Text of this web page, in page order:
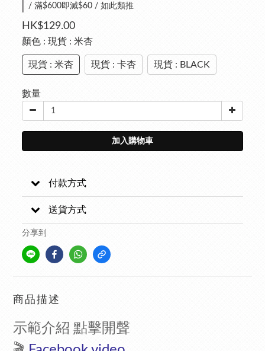
/ 滿$600即減$60 / 如此類推
HK$129.00
顏色 : 現貨 : 米杏
現貨 : 米杏 現貨 : 卡杏 現貨 : BLACK
數量
加入購物車
付款方式
送貨方式
分享到
商品描述
示範介紹 點擊開聲